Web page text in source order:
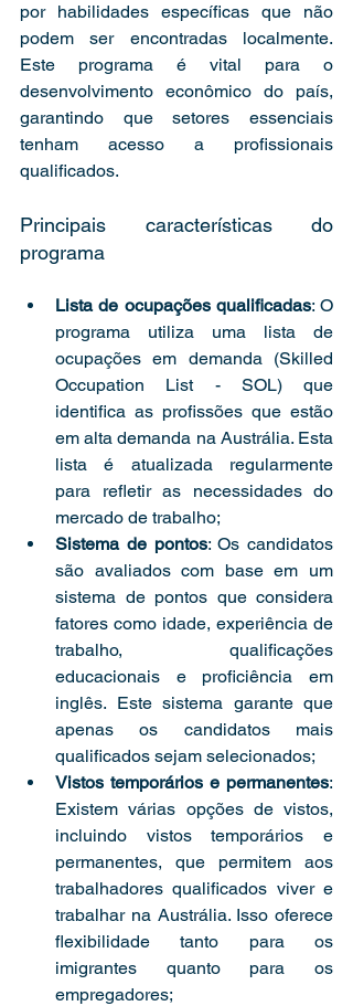
por habilidades específicas que não
podem ser encontradas localmente.
Este programa é vital para o
desenvolvimento econômico do país,
garantindo que setores essenciais
tenham acesso a profissionais
qualificados.
Principais características do
programa
Lista de ocupações qualificadas: O
programa utiliza uma lista de
ocupações em demanda (Skilled
Occupation List - SOL) que
identifica as profissões que estão
em alta demanda na Austrália. Esta
lista é atualizada regularmente
para refletir as necessidades do
mercado de trabalho;
Sistema de pontos: Os candidatos
são avaliados com base em um
sistema de pontos que considera
fatores como idade, experiência de
trabalho, qualificações
educacionais e proficiência em
inglês. Este sistema garante que
apenas os candidatos mais
qualificados sejam selecionados;
Vistos temporários e permanentes:
Existem várias opções de vistos,
incluindo vistos temporários e
permanentes, que permitem aos
trabalhadores qualificados viver e
trabalhar na Austrália. Isso oferece
flexibilidade tanto para os
imigrantes quanto para os
empregadores;